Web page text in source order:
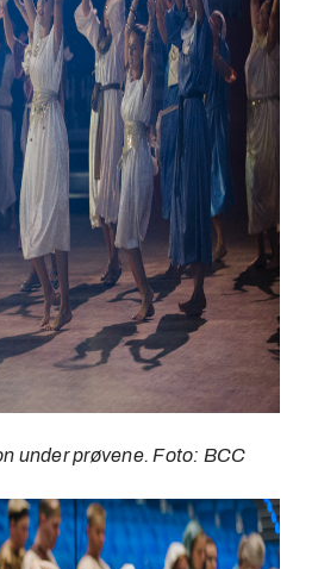
under prøvene. Foto: BCC